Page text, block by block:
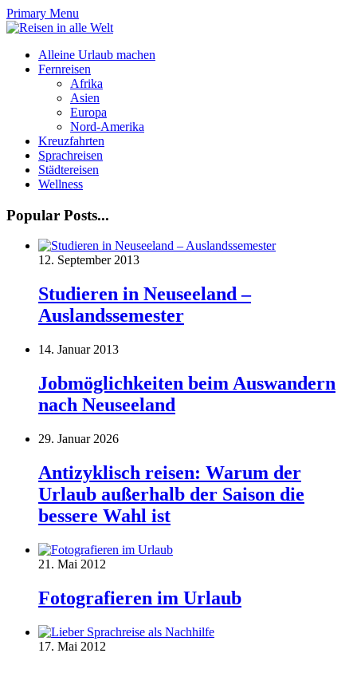
Primary Menu
Alleine Urlaub machen
Fernreisen
Afrika
Asien
Europa
Nord-Amerika
Kreuzfahrten
Sprachreisen
Städtereisen
Wellness
Popular Posts...
12. September 2013
Studieren in Neuseeland –
Auslandssemester
14. Januar 2013
Jobmöglichkeiten beim Auswandern
nach Neuseeland
29. Januar 2026
Antizyklisch reisen: Warum der
Urlaub außerhalb der Saison die
bessere Wahl ist
21. Mai 2012
Fotografieren im Urlaub
17. Mai 2012